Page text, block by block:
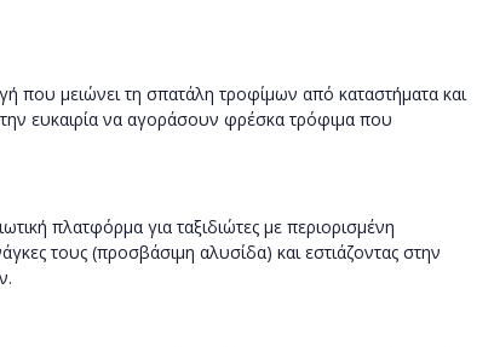
που μειώνει τη σπατάλη τροφίμων από καταστήματα και
ευκαιρία να αγοράσουν φρέσκα τρόφιμα που
πλατφόρμα για ταξιδιώτες με περιορισμένη
τους (προσβάσιμη αλυσίδα) και εστιάζοντας στην